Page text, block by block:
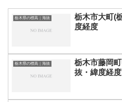
栃木県の標高｜海抜
栃木市大町(
度経度
栃木県の標高｜海抜
栃木市藤岡
抜・緯度経度